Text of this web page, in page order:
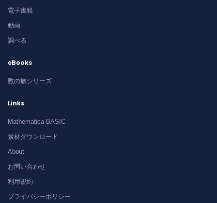
電子書籍
動画
調べる
eBooks
数の旅シリーズ
Links
Mathematica BASIC
素材ダウンロード
About
お問い合わせ
利用規約
プライバシーポリシー